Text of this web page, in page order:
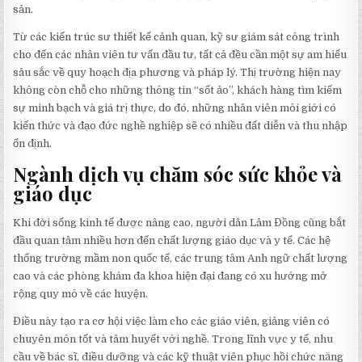
sản.
Từ các kiến trúc sư thiết kế cảnh quan, kỹ sư giám sát công trình
cho đến các nhân viên tư vấn đầu tư, tất cả đều cần một sự am hiểu
sâu sắc về quy hoạch địa phương và pháp lý. Thị trường hiện nay
không còn chỗ cho những thông tin “sốt ảo”, khách hàng tìm kiếm
sự minh bạch và giá trị thực, do đó, những nhân viên môi giới có
kiến thức và đạo đức nghề nghiệp sẽ có nhiều đất diễn và thu nhập
ổn định.
Ngành dịch vụ chăm sóc sức khỏe và
giáo dục
Khi đời sống kinh tế được nâng cao, người dân Lâm Đồng cũng bắt
đầu quan tâm nhiều hơn đến chất lượng giáo dục và y tế. Các hệ
thống trường mầm non quốc tế, các trung tâm Anh ngữ chất lượng
cao và các phòng khám đa khoa hiện đại đang có xu hướng mở
rộng quy mô về các huyện.
Điều này tạo ra cơ hội việc làm cho các giáo viên, giảng viên có
chuyên môn tốt và tâm huyết với nghề. Trong lĩnh vực y tế, nhu
cầu về bác sĩ, điều dưỡng và các kỹ thuật viên phục hồi chức năng